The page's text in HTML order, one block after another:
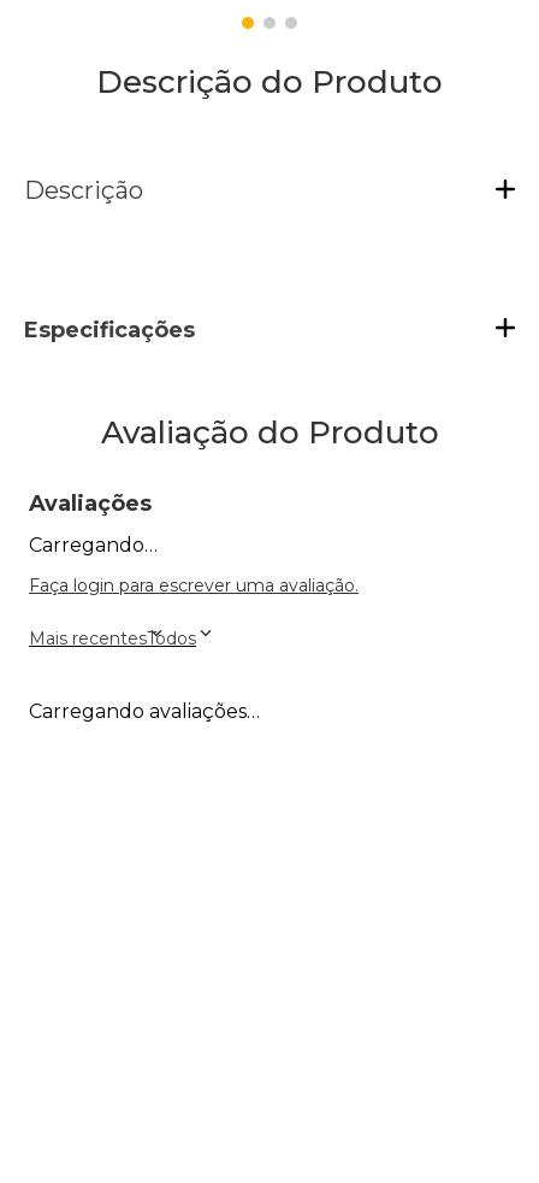
Descrição do Produto
Descrição
Especificações
Avaliação do Produto
Avaliações
Carregando…
Faça login para escrever uma avaliação.
Mais recentesTodos
Carregando avaliações…